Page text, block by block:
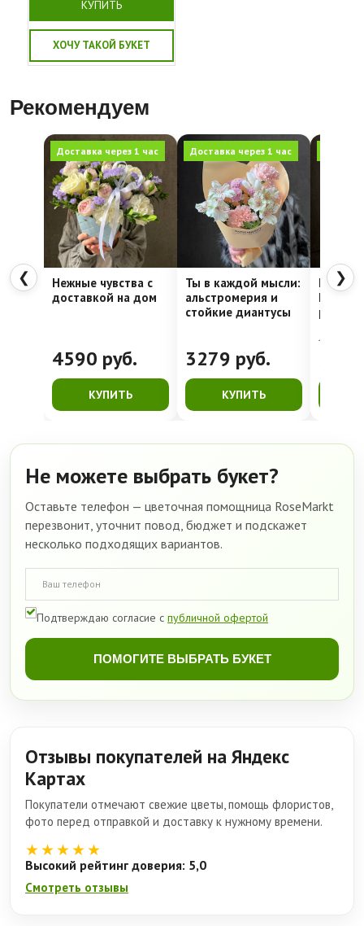
КУПИТЬ
ХОЧУ ТАКОЙ БУКЕТ
Рекомендуем
❮
Доставка через 1 час
Нежные чувства с
доставкой на дом
4590 руб.
КУПИТЬ
Доставка через 1 час
Ты в каждой мысли:
альстромерия и
стойкие диантусы
3279 руб.
КУПИТЬ
Недели
4762
❯
Не можете выбрать букет?
Оставьте телефон — цветочная помощница RoseMarkt
перезвонит, уточнит повод, бюджет и подскажет
несколько подходящих вариантов.
Подтверждаю согласие с публичной офертой
ПОМОГИТЕ ВЫБРАТЬ БУКЕТ
Отзывы покупателей на Яндекс
Картах
Покупатели отмечают свежие цветы, помощь флористов,
фото перед отправкой и доставку к нужному времени.
★★★★★
Высокий рейтинг доверия: 5,0
Смотреть отзывы